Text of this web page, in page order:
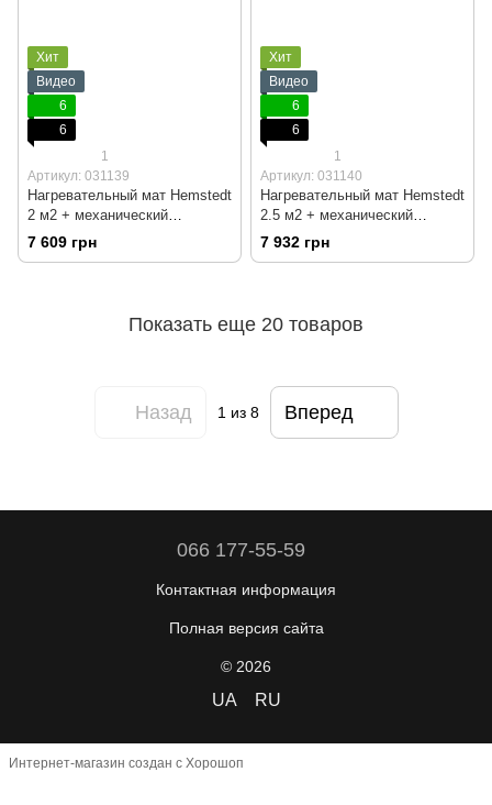
Хит
Видео
6
6
1
Артикул: 031139
Нагревательный мат Hemstedt
2 м2 + механический
терморегулятор
7 609 грн
Хит
Видео
6
6
1
Артикул: 031140
Нагревательный мат Hemstedt
2.5 м2 + механический
терморегулятор
7 932 грн
Показать еще 20 товаров
Назад 1из 8 Вперед
066 177-55-59
Контактная информация
Полная версия сайта
© 2026
UA RU
Интернет-магазин создан с Хорошоп